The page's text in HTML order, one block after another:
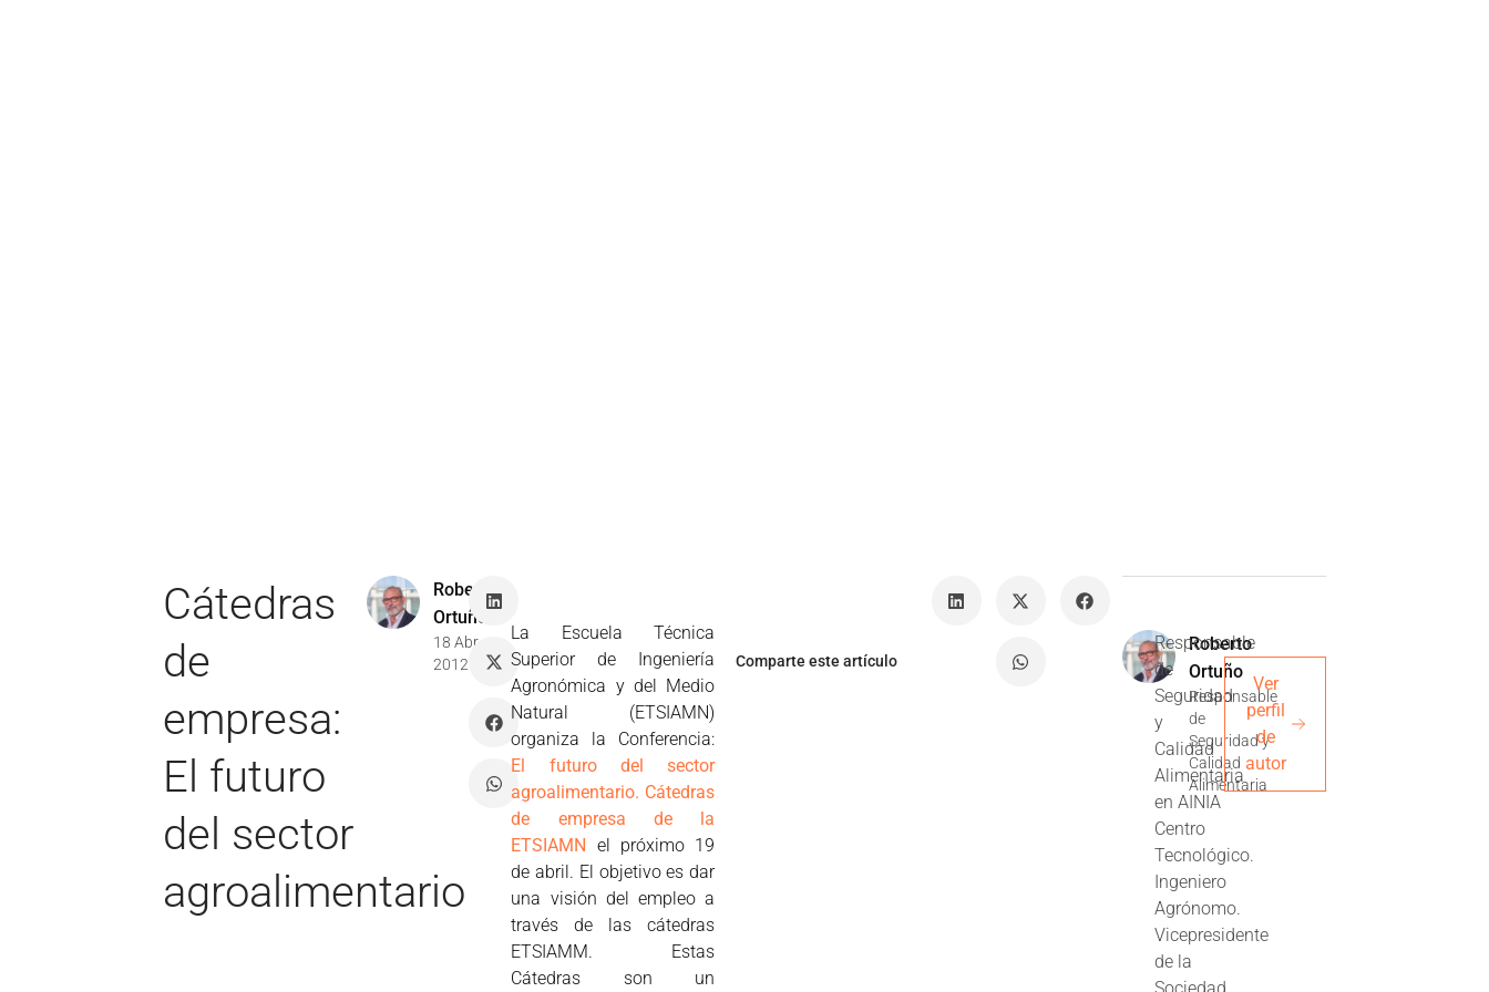
Cátedras
de
empresa:
El futuro
del sector
agroalimentario
Roberto
Ortuño
18 Abr
2012
La Escuela Técnica
Superior de Ingeniería
Agronómica y del Medio
Natural (ETSIAMN)
organiza la Conferencia:
El futuro del sector
agroalimentario. Cátedras
de empresa de la
ETSIAMN el próximo 19
de abril. El objetivo es dar
una visión del empleo a
través de las cátedras
ETSIAMM. Estas
Cátedras son un
Comparte este artículo
Roberto
Ortuño
Responsable
de
Seguridad y
Calidad
Alimentaria
Responsable
de
Seguridad
y
Calidad
Alimentaria
en AINIA
Centro
Tecnológico.
Ingeniero
Agrónomo.
Vicepresidente
de la
Ver
perfil
de
autor